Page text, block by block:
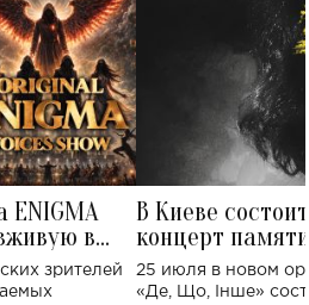
ENIGMA
в
концерт
зрителей
В Киеве
концерт
Клименко:
исполнят песни
25 июля в новом
«Де, Що, Інше»